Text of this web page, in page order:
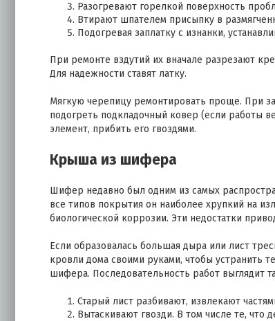
Разогревают горелкой поверхность
Втирают шпателем присыпку в
Подогревая заплатку с изнанки,
При ремонте вздутий их вначале разрезают
Для надежности ставят латку.
Мягкую черепицу ремонтировать проще. При
подогреть подкладочный ковер (если работы
элемент, прибить его гвоздями.
Крыша из шифера
Шифер недавно был одним из самых
все типов покрытия он наиболее хрупкий на
биологической коррозии. Эти недостатки
Если образовалась большая дыра или лист
кровли дома своими руками, чтобы устранить
шифера. Последовательность работ выглядит
Старый лист разбивают, извлекают
Вытаскивают гвозди. В том числе те, что